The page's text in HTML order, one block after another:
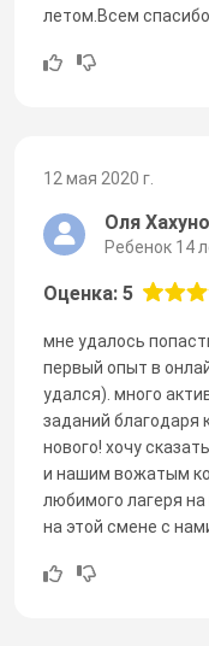
летом.Всем
12 мая 2020 г.
Оля
Ребенок 14
Оценка: 5
мне удалось
первый опыт в
удался). много
заданий благодаря
нового! хочу
и нашим вожатым
любимого лагеря
на этой смене с